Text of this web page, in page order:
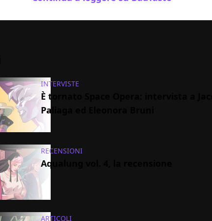
INTERVISTE
È tornato Space Opera: intervista a
Paliaga ed Eleonora Bruni
RECENSIONI
Aqualung vol. 4, la recensione
ARTICOLI